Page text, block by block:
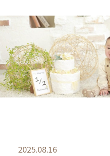
2025.08.16